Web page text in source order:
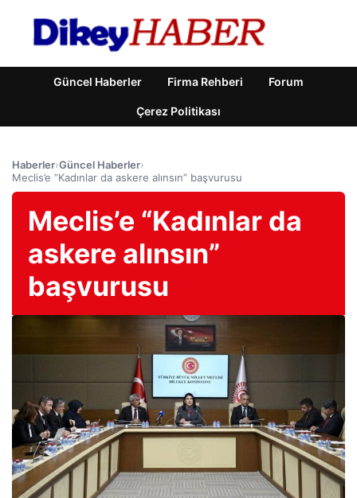
Güncel Haberler Firma Rehberi Forum
Çerez Politikası
Haberler›Güncel Haberler›
Meclis’e “Kadınlar da askere alınsın” başvurusu
Meclis’e “Kadınlar da
askere alınsın”
başvurusu